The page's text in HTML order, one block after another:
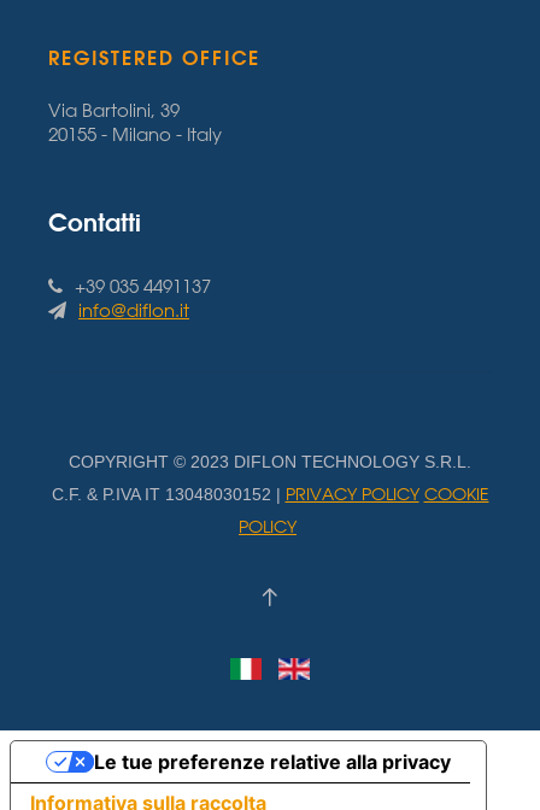
REGISTERED OFFICE
Via Bartolini, 39
20155 - Milano - Italy
Contatti
+39 035 4491137
info@diflon.it
COPYRIGHT © 2023 DIFLON TECHNOLOGY S.R.L.
C.F. & P.IVA IT 13048030152 | PRIVACY POLICY COOKIE
POLICY
Informativa sulla raccolta
Le tue preferenze relative alla privacy